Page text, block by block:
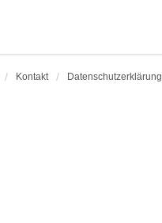
Kontakt Datenschutzerklärung